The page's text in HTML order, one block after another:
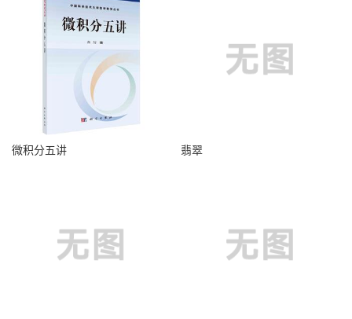
微积分五讲 翡翠